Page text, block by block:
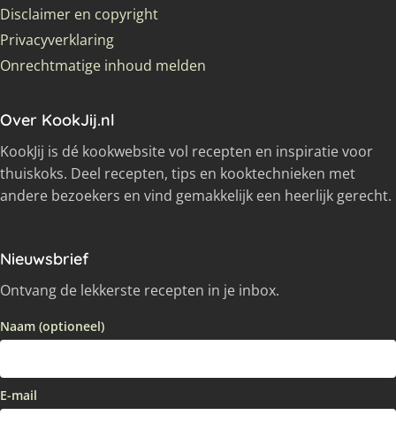
Disclaimer en copyright
Privacyverklaring
Onrechtmatige inhoud melden
Over KookJij.nl
KookJij is dé kookwebsite vol recepten en inspiratie voor
thuiskoks. Deel recepten, tips en kooktechnieken met
andere bezoekers en vind gemakkelijk een heerlijk gerecht.
Nieuwsbrief
Ontvang de lekkerste recepten in je inbox.
Naam (optioneel)
E-mail